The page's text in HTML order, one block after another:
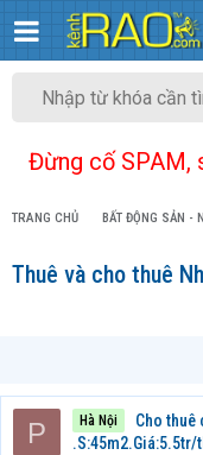
Đừng cố SPAM,
TRANG CHỦ BẤT ĐỘNG SẢN -
Thuê và cho thuê
P Hà Nội
Cho thuê
.S:45m2.Giá:5.5tr/